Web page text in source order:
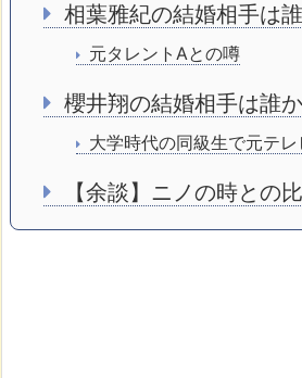
相葉雅紀の結婚相手は
元タレントAとの噂
櫻井翔の結婚相手は誰か
大学時代の同級生で元テレ
【余談】ニノの時との